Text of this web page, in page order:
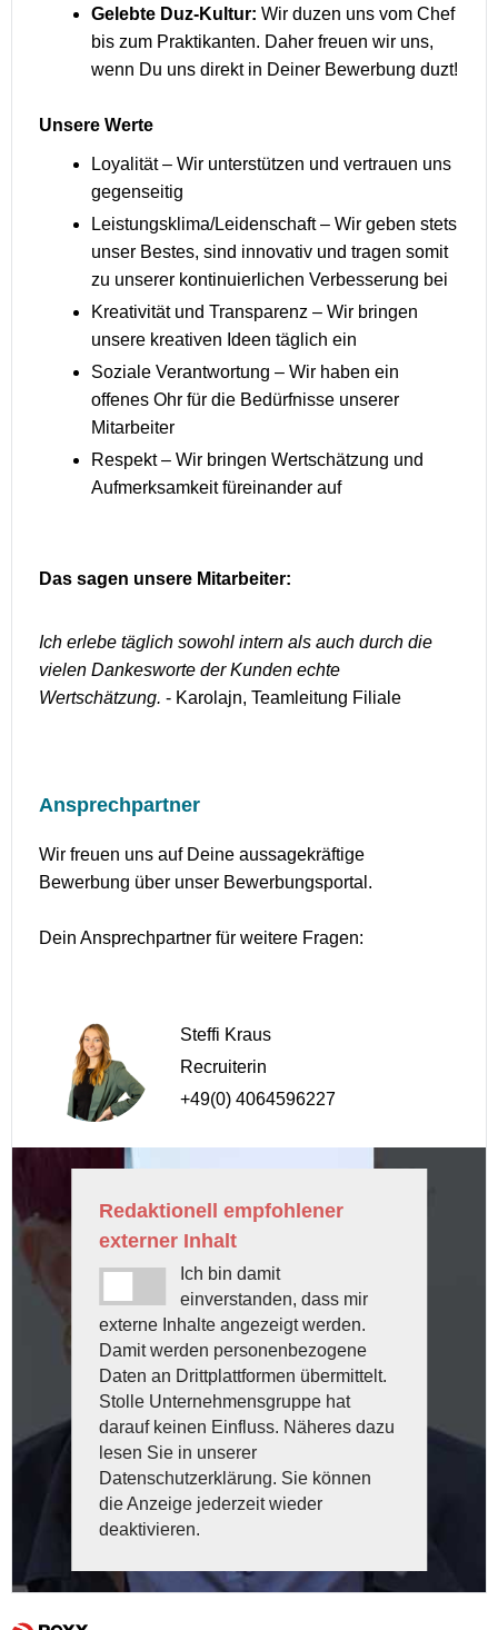
Gelebte Duz-Kultur: Wir duzen uns vom Chef
bis zum Praktikanten. Daher freuen wir uns,
wenn Du uns direkt in Deiner Bewerbung duzt!
Unsere Werte
Loyalität – Wir unterstützen und vertrauen uns
gegenseitig
Leistungsklima/Leidenschaft – Wir geben stets
unser Bestes, sind innovativ und tragen somit
zu unserer kontinuierlichen Verbesserung bei
Kreativität und Transparenz – Wir bringen
unsere kreativen Ideen täglich ein
Soziale Verantwortung – Wir haben ein
offenes Ohr für die Bedürfnisse unserer
Mitarbeiter
Respekt – Wir bringen Wertschätzung und
Aufmerksamkeit füreinander auf
Das sagen unsere Mitarbeiter:
Ich erlebe täglich sowohl intern als auch durch die
vielen Dankesworte der Kunden echte
Wertschätzung. - Karolajn, Teamleitung Filiale
Ansprechpartner
Wir freuen uns auf Deine aussagekräftige
Bewerbung über unser Bewerbungsportal.
Dein Ansprechpartner für weitere Fragen:
Steffi Kraus
Recruiterin
+49(0) 4064596227
Redaktionell empfohlener
externer Inhalt
Ich bin damit
einverstanden, dass mir
externe Inhalte angezeigt werden.
Damit werden personenbezogene
Daten an Drittplattformen übermittelt.
Stolle Unternehmensgruppe hat
darauf keinen Einfluss. Näheres dazu
lesen Sie in unserer
Datenschutzerklärung. Sie können
die Anzeige jederzeit wieder
deaktivieren.